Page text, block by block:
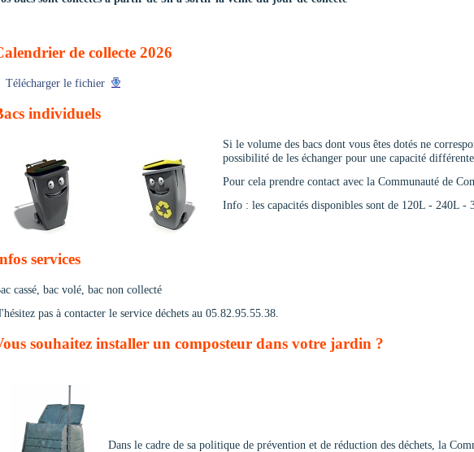
de collecte 2026
Télécharger le fichier
individuels
Si le volume des bacs dont vous êtes dotés ne
possibilité de les échanger pour une capacité
Pour cela prendre contact avec la Communauté de
Info : les capacités disponibles sont de 120L - 240L -
services
cassé, bac volé, bac non collecté
pas à contacter le service déchets au 05.82.95.55.38.
souhaitez installer un composteur dans votre jardin ?
Dans le cadre de sa politique de prévention et de réduction des déchets, la